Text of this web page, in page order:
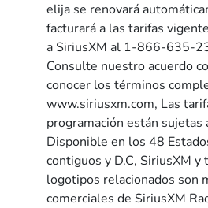
elija se renovará
facturará a las tarifas
a SiriusXM al 1-866-635-
Consulte nuestro acuerdo
conocer los términos
www.siriusxm.com, Las
programación están sujetas
Disponible en los 48
contiguos y D.C, SiriusXM y
logotipos relacionados son
comerciales de SiriusXM